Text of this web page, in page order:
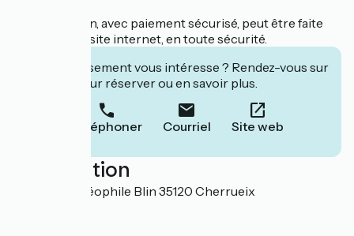
La réservation, avec paiement sécurisé, peut être faite
depuis notre site internet, en toute sécurité.
Cet établissement vous intéresse ? Rendez-vous sur
leur site pour réserver ou en savoir plus.
Téléphoner Courriel Site web
Localisation
10 bis rue Théophile Blin 35120 Cherrueix